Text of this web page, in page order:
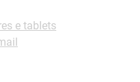
e tablets